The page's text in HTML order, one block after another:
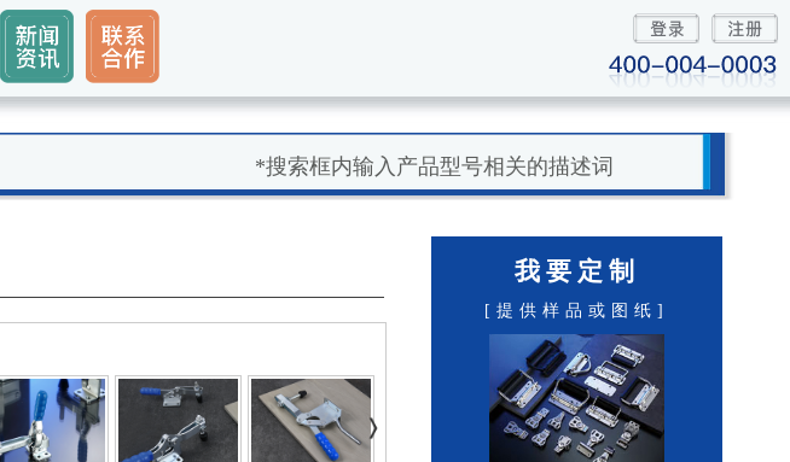
*搜索框内输入产品型号相关的描述词
我要定制
[提供样品或图纸]